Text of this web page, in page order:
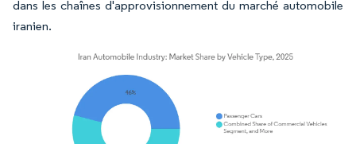
dans les chaînes d'approvisionnement du marché automobile
iranien.